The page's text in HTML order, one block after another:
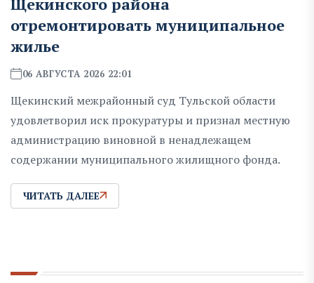
отремонтировать муниципальное
жилье
06 АВГУСТА 2026 22:01
Щекинский межрайонный суд Тульской области
удовлетворил иск прокуратуры и признал местную
администрацию виновной в ненадлежащем
содержании муниципального жилищного фонда.
ЧИТАТЬ ДАЛЕЕ